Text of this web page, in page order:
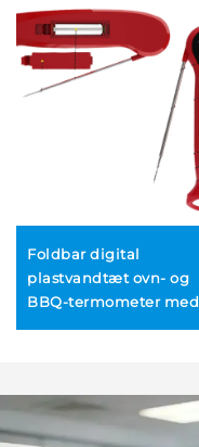
Foldbar digital
plastvandtæt ovn- og
BBQ-termometer med
ved høje temperaturer